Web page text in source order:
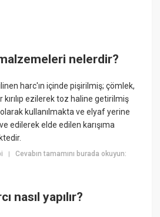
nelerdir?
harc'ın içinde pişirilmiş; çömlek,
ezilerek toz haline getirilmiş
kullanılmakta ve elyaf yerine
edilerek elde edilen karışıma
|Cevabın tamamını burada okuyun:
nasıl yapılır?